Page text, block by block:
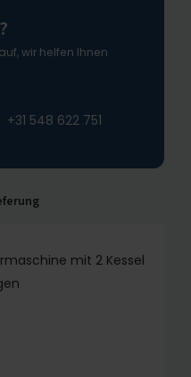
wir helfen Ihnen
+31 548 622 751
mit 2 Kessel